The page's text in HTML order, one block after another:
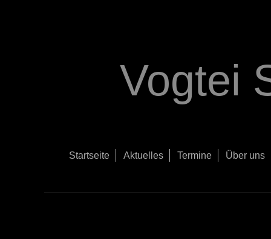
Vogtei
Startseite Aktuelles Termine Über uns